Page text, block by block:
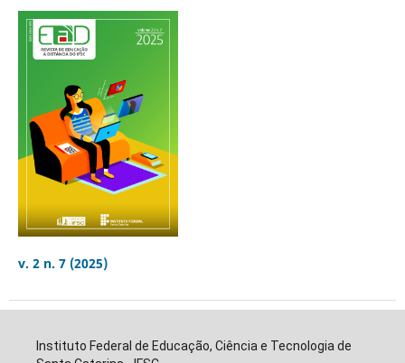
v. 2 n. 7 (2025)
Instituto Federal de Educação, Ciência e Tecnologia de